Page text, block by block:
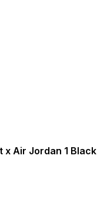
Air Jordan 1 Black